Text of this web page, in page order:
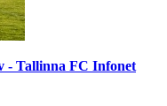
- Tallinna FC Infonet